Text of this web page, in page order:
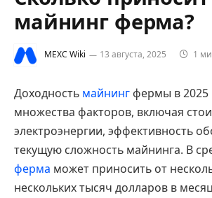
майнинг ферма?
MEXC Wiki 13 августа, 2025 1
Доходность майнингфермы в 2025
множества факторов, включая
электроэнергии, эффективность
текущую сложность майнинга. В
ферма может приносить от
нескольких тысяч долларов в